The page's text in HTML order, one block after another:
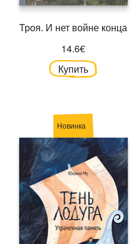
Троя. И нет войне конца
14.6€
Купить
Новинка